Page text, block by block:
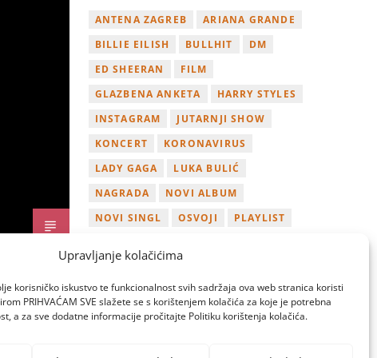
Upravljanje kolačićima
korisničko iskustvo te funkcionalnost svih sadržaja ova web stranica koristi
PRIHVAĆAM SVE slažete se s korištenjem kolačića za koje je potrebna
a za sve dodatne informacije pročitajte Politiku korištenja kolačića.
ANTENA ZAGREB
ARIANA GRANDE
BILLIE EILISH
BULLHIT
DM
ED SHEERAN
FILM
GLAZBENA ANKETA
HARRY STYLES
INSTAGRAM
JUTARNJI SHOW
KONCERT
KORONAVIRUS
LADY GAGA
LUKA BULIĆ
NAGRADA
NOVI ALBUM
NOVI SINGL
OSVOJI
PLAYLIST
TWITTER
ZAGREB